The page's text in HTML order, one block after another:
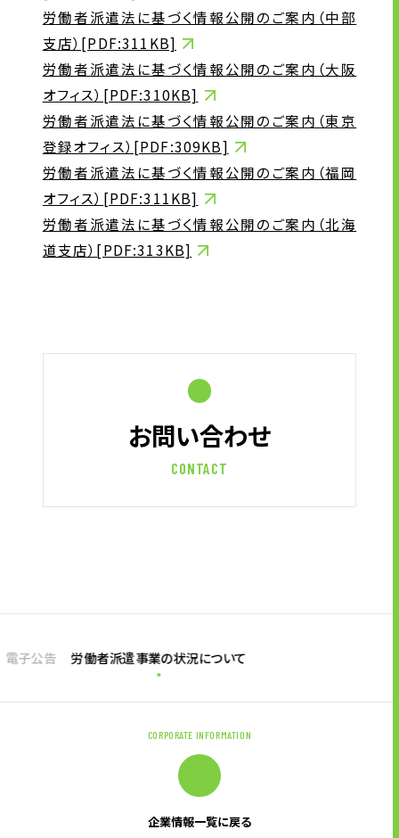
労働者派遣法に基づく情報公開のご案内（中部
支店）[PDF:311KB]
労働者派遣法に基づく情報公開のご案内（大阪
オフィス）[PDF:310KB]
労働者派遣法に基づく情報公開のご案内（東京
登録オフィス）[PDF:309KB]
労働者派遣法に基づく情報公開のご案内（福岡
オフィス）[PDF:311KB]
労働者派遣法に基づく情報公開のご案内（北海
道支店）[PDF:313KB]
お問い合わせ
CONTACT
電子公告 労働者派遣事業の状況について
CORPORATE INFORMATION
企業情報一覧に戻る